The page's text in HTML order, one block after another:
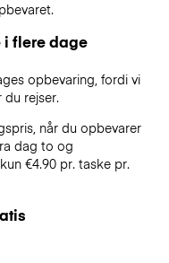
flere dage
opbevaring, fordi vi
du rejser.
når du opbevarer
dag to og
€4.90 pr. taske pr.